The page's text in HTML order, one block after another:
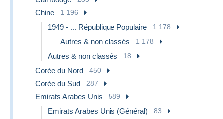
Chine 1 196
1949 - ... République Populaire 1 178
Autres & non classés 1 178
Autres & non classés 18
Corée du Nord 450
Corée du Sud 287
Emirats Arabes Unis 589
Emirats Arabes Unis (Général) 83